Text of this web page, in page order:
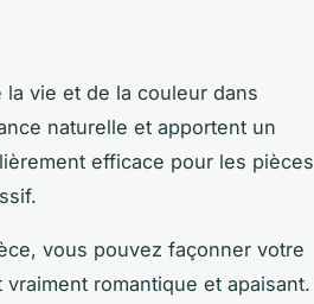
vie et de la couleur dans
naturelle et apportent un
efficace pour les pièces
vous pouvez façonner votre
romantique et apaisant.